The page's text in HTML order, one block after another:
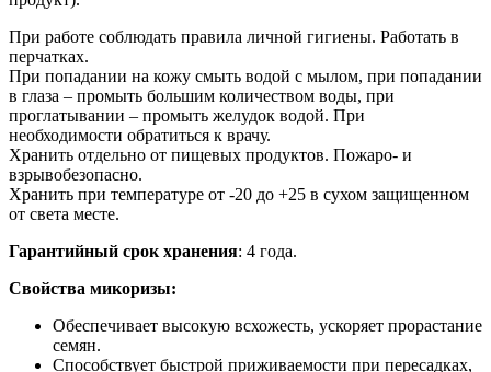
При работе соблюдать правила личной гигиены. Работать в
перчатках.
При попадании на кожу смыть водой с мылом, при попадании
в глаза – промыть большим количеством воды, при
проглатывании – промыть желудок водой. При
необходимости обратиться к врачу.
Хранить отдельно от пищевых продуктов. Пожаро- и
взрывобезопасно.
Хранить при температуре от -20 до +25 в сухом защищенном
от света месте.
Гарантийный срок хранения: 4 года.
Свойства микоризы:
Обеспечивает высокую всхожесть, ускоряет прорастание
семян.
Способствует быстрой приживаемости при пересадках,